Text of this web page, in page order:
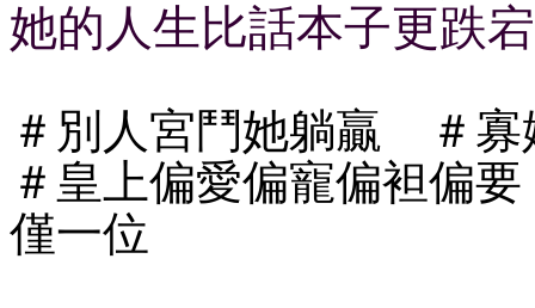
她的人生比話本子更跌
＃別人宮鬥她躺贏 ＃
＃皇上偏愛偏寵偏袒偏
僅一位